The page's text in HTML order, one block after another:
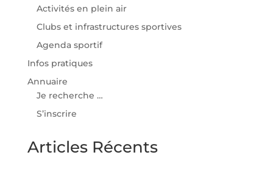
Activités en plein air
Clubs et infrastructures sportives
Agenda sportif
Infos pratiques
Annuaire
Je recherche …
S’inscrire
Articles Récents